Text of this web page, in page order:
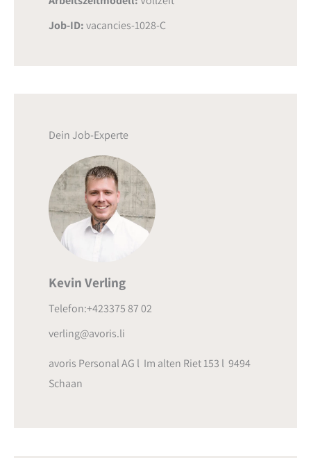
Job-ID:vacancies-1028-C
Dein Job-Experte
Kevin Verling
Telefon:+423375 87 02
verling@avoris.li
avoris Personal AG l Im alten Riet 153 l 9494
Schaan